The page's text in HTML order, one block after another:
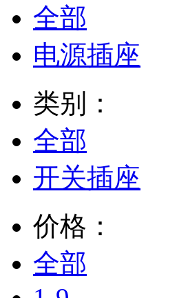
全部
电源插座
类别：
全部
开关插座
价格：
全部